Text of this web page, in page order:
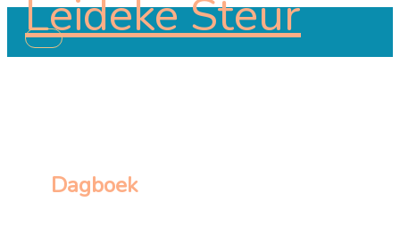
naarLeideke Steur
Hoofdmenu
Dagboek